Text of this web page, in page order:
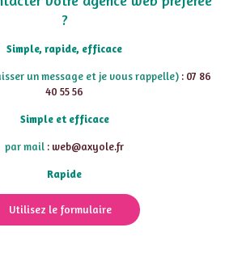
?
Simple, rapide, efficace
un message et je vous rappelle): 07 86
40 55 56
Simple et efficace
par mail : web@axyole.fr
Rapide
Utilisez le formulaire